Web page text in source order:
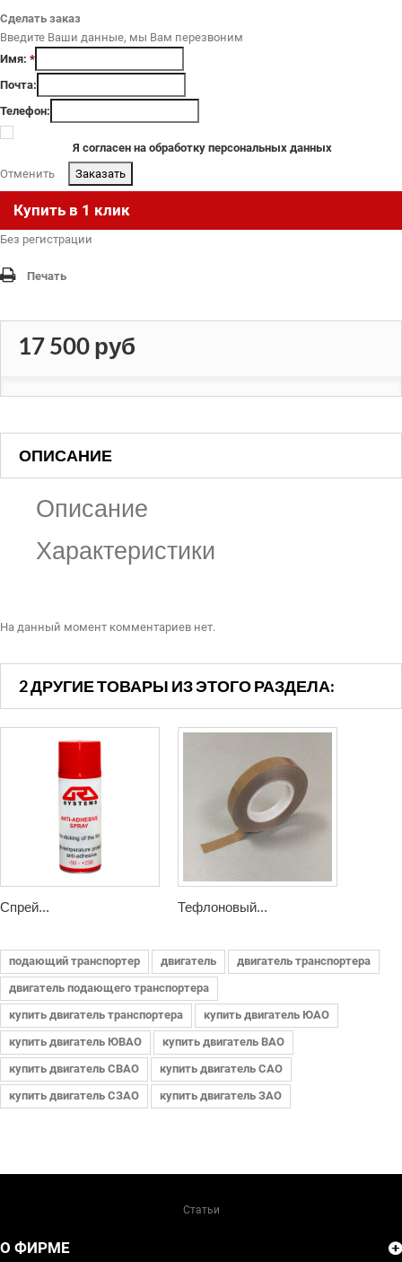
Сделать заказ
Введите Ваши данные, мы Вам перезвоним
Имя: *
Почта:
Телефон:
Я согласен на обработку персональных данных
Отменить
.
Купить в 1 клик
Без регистрации
Печать
17 500 руб
ОПИСАНИЕ
Описание
Характеристики
На данный момент комментариев нет.
2 ДРУГИЕ ТОВАРЫ ИЗ ЭТОГО РАЗДЕЛА:
Спрей... Тефлоновый...
подающий транспортер двигатель
двигатель транспортера
двигатель подающего транспортера
купить двигатель транспортера
купить двигатель ЮАО
купить двигатель ЮВАО
купить двигатель ВАО
купить двигатель СВАО
купить двигатель САО
купить двигатель СЗАО
купить двигатель ЗАО
Статьи
О ФИРМЕ